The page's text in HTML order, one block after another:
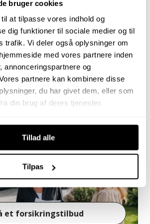
bruger cookies
at tilpasse vores indhold og
dig funktioner til sociale medier og til
trafik. Vi deler også oplysninger om
med vores partnere inden
annonceringspartnere og
partnere kan kombinere disse
du har givet dem, eller som
din brug af deres tjenester.
Tillad alle
Tilpas
Få et lånetilbud
et forsikringstilbud